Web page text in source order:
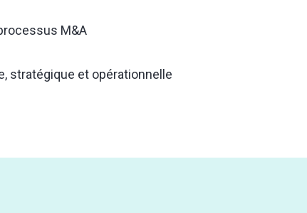
M&A
stratégique et opérationnelle